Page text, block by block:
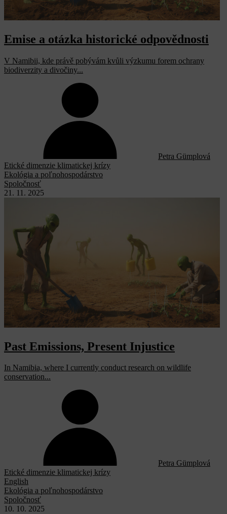
Emise a otázka historické odpovědnosti
V Namibii, kde právě pobývám kvůli výzkumu forem ochrany
biodiverzity a divočiny...
Petra Gümplová
Etické dimenzie klimatickej krízy
Ekológia a poľnohospodárstvo
Spoločnosť
21. 11. 2025
Past Emissions, Present Injustice
In Namibia, where I currently conduct research on wildlife
conservation...
Petra Gümplová
Etické dimenzie klimatickej krízy
English
Ekológia a poľnohospodárstvo
Spoločnosť
10. 10. 2025